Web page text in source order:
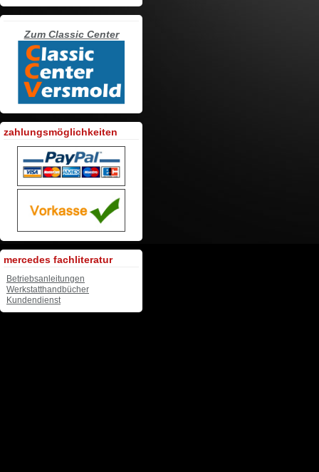
Zum Classic Center
zahlungsmöglichkeiten
mercedes fachliteratur
Betriebsanleitungen
Werkstatthandbücher
Kundendienst